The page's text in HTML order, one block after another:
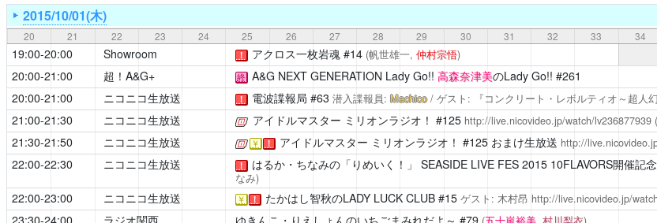
2015/10/01(木)
20 21 22 23 24 25 26 27 28 29 30 31 32 33 34
19:00-20:00 Showroom ！ アクロス一枚岩魂#14 (帆世雄一, 仲村宗悟)
20:00-21:00 超！A&G+ 終 A&G NEXT GENERATION Lady Go!! 高森奈津美のLady Go!! #261
20:00-21:00
ニコニコ生放送 ！ 電波諜報局 #63 潜入諜報員: Machico/ ゲスト: 『コンクリート・レボルティオ～超人
21:00-21:30 ニコニコ生放送
[公式] アイドルマスター ミリオンラジオ！ #125 http://live.nicovideo.jp/watch/lv236877939(
21:30-21:50 ニコニコ生放送
[公式] ￥ ！ アイドルマスター ミリオンラジオ！ #125 おまけ生放送 http://
22:00-22:30 ニコニコ生放送 ！ はるか・ちなみの「りめいく！」 SEASIDE LIVE FES 2015 10FLAVORS開催記
なみ)
22:00-23:00 ニコニコ生放送 ￥ ！ たかはし智秋のLADY LUCK CLUB#15 ゲスト: 木村昂 http://live.nicovideo.jp/